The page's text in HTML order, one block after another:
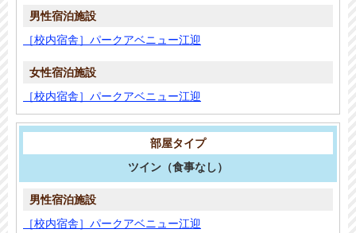
［校内宿舎］パークアベニュー江迎
［校内宿舎］パークアベニュー江迎
ツイン （食事なし）
［校内宿舎］パークアベニュー江迎